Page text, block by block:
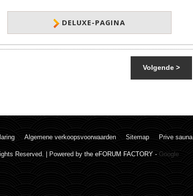
DELUXE-PAGINA
Volgende >
Algemene verkoopsvoorwaarden Sitemap Prive sauna
Reserved. | Powered by the eFORUM FACTORY - Google